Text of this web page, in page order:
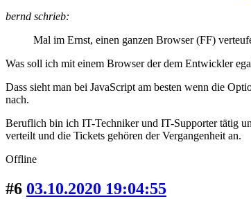
bernd schrieb:
Mal im Ernst, einen ganzen Browser (FF)
Was soll ich mit einem Browser der dem Entwickler
Dass sieht man bei JavaScript am besten wenn die
nach.
Beruflich bin ich IT-Techniker und IT-Supporter tätig
verteilt und die Tickets gehören der Vergangenheit an.
Offline
#6 03.10.2020 19:04:55